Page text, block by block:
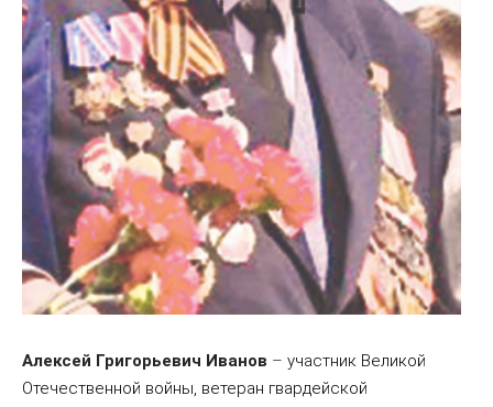
Алексей Григорьевич Иванов – участник Великой
Отечественной войны, ветеран гвардейской